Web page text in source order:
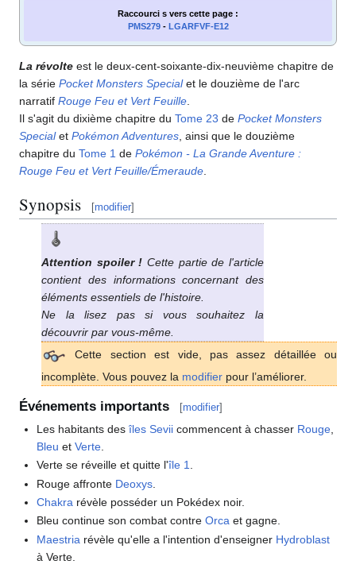
Raccourci s vers cette page :
PMS279- LGARFVF-E12
La révolte est le deux-cent-soixante-dix-neuvième chapitre de
la série Pocket Monsters Specialet le douzième de l'arc
narratif Rouge Feu et Vert Feuille
Il s'agit du dixième chapitre du Tome 23 de Pocket Monsters
Specialet Pokémon Adventures , ainsi que le douzième
chapitre du Tome 1 de Pokémon - La Grande Aventure :
Rouge Feu et Vert Feuille/Émeraude
Synopsis [modifier]
Attention spoiler ! Cette partie de l'article
contient des informations concernant des
éléments essentiels de l'histoire.
Ne la lisez pas si vous souhaitez la
découvrir par vous-même.
Cette section est vide, pas assez détaillée ou
incomplète. Vous pouvez la modifier pour l’améliorer.
Événements importants [modifier]
Les habitants desîles Sevii commencent à chasser Rouge
Bleu etVerte
Verte se réveille et quitte l'île 1.
Rouge affronte Deoxys
Chakra révèle posséder un Pokédex noir.
Bleu continue son combat contreOrca et gagne.
Maestria révèle qu'elle a l'intention d'enseigner Hydroblast
à Verte.